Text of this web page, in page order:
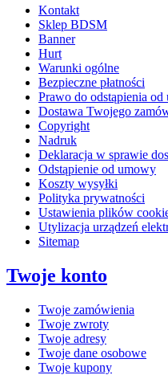
Kontakt
Sklep BDSM
Banner
Hurt
Warunki ogólne
Bezpieczne płatności
Prawo do odstąpienia
Dostawa Twojego
Copyright
Nadruk
Deklaracja w sprawie
Odstąpienie od umowy
Koszty wysyłki
Polityka prywatności
Ustawienia plików
Utylizacja urządzeń
Sitemap
Twoje konto
Twoje zamówienia
Twoje zwroty
Twoje adresy
Twoje dane osobowe
Twoje kupony